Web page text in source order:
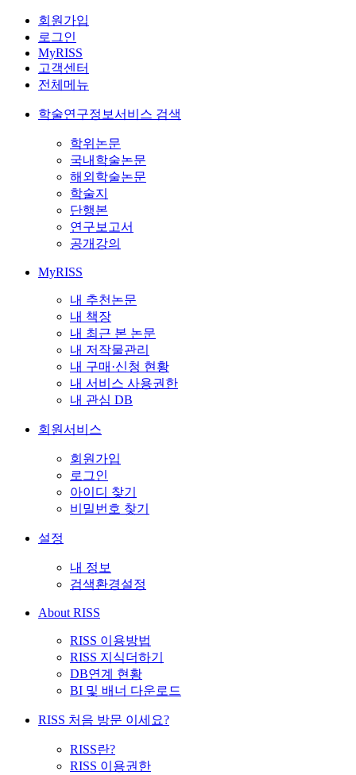
회원가입
로그인
MyRISS
고객센터
전체메뉴
학술연구정보서비스 검색
학위논문
국내학술논문
해외학술논문
학술지
단행본
연구보고서
공개강의
MyRISS
내 추천논문
내 책장
내 최근 본 논문
내 저작물관리
내 구매·신청 현황
내 서비스 사용권한
내 관심 DB
회원서비스
회원가입
로그인
아이디 찾기
비밀번호 찾기
설정
내 정보
검색환경설정
About RISS
RISS 이용방법
RISS 지식더하기
DB연계 현황
BI 및 배너 다운로드
RISS 처음 방문 이세요?
RISS란?
RISS 이용권한